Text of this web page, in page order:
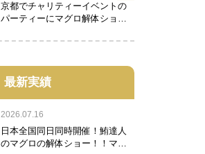
京都でチャリティーイベントの
パーティーにマグロ解体ショー
最新実績
2026.07.16
日本全国同日同時開催！鮪達人
のマグロの解体ショー！！マグ